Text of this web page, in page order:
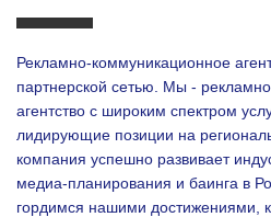
Рекламно-коммуникационное
партнерской сетью. Мы -
агентство с широким спектром
лидирующие позиции на
компания успешно развивает
медиа-планирования и баинга в
гордимся нашими достижениями,